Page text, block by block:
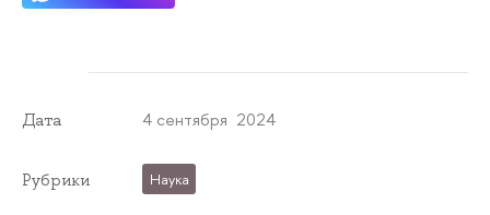
Дата 4 сентября 2024
Рубрики Наука